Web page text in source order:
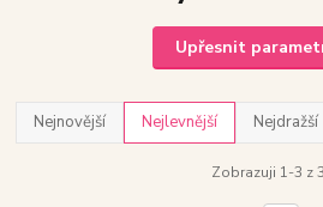
Upřesnit
Nejnovější Nejlevnější Nejdražší
Zobrazuji 1-3 z 3